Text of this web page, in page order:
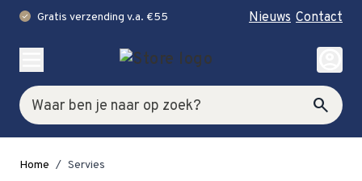
check Gratis verzending v.a. €55 Nieuws Contact
Zoek search
account_circle
Home / Servies